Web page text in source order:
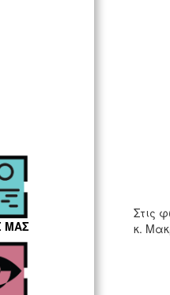
ΜΑΣ
Στις
κ.